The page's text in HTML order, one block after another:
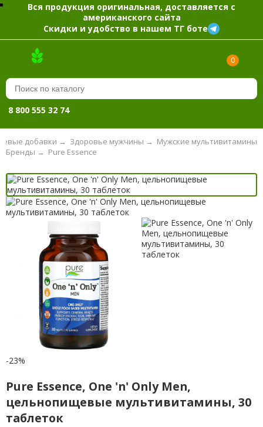
Вся продукция оригинальная, доставляется с
американского сайта
Скидки и удобство в нашем ТГ боте
0
8 800 555 32 74
добавки → Здоровье мужчины → Мужские мультивитамины
Pure Essence
Бренды →
-23%
Pure Essence, One 'n' Only Men,
цельнопищевые мультивитамины, 30
таблеток